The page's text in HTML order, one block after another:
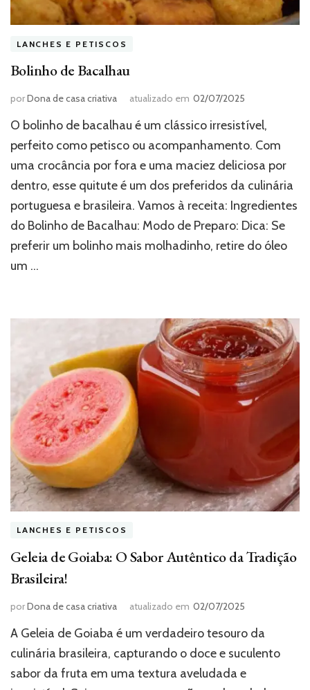
LANCHES E PETISCOS
Bolinho de Bacalhau
porDona de casa criativa atualizado em 02/07/2025
O bolinho de bacalhau é um clássico irresistível,
perfeito como petisco ou acompanhamento. Com
uma crocância por fora e uma maciez deliciosa por
dentro, esse quitute é um dos preferidos da culinária
portuguesa e brasileira. Vamos à receita: Ingredientes
do Bolinho de Bacalhau: Modo de Preparo: Dica: Se
preferir um bolinho mais molhadinho, retire do óleo
um …
LANCHES E PETISCOS
Geleia de Goiaba: O Sabor Autêntico da Tradição
Brasileira!
porDona de casa criativa atualizado em 02/07/2025
A Geleia de Goiaba é um verdadeiro tesouro da
culinária brasileira, capturando o doce e suculento
sabor da fruta em uma textura aveludada e